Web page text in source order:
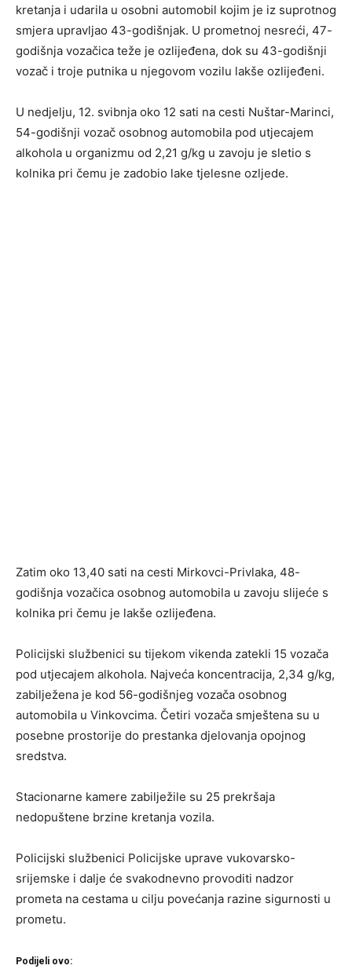
kretanja i udarila u osobni automobil kojim je iz suprotnog
smjera upravljao 43-godišnjak. U prometnoj nesreći, 47-
godišnja vozačica teže je ozlijeđena, dok su 43-godišnji
vozač i troje putnika u njegovom vozilu lakše ozlijeđeni.
U nedjelju, 12. svibnja oko 12 sati na cesti Nuštar-Marinci,
54-godišnji vozač osobnog automobila pod utjecajem
alkohola u organizmu od 2,21 g/kg u zavoju je sletio s
kolnika pri čemu je zadobio lake tjelesne ozljede.
Zatim oko 13,40 sati na cesti Mirkovci-Privlaka, 48-
godišnja vozačica osobnog automobila u zavoju slijeće s
kolnika pri čemu je lakše ozlijeđena.
Policijski službenici su tijekom vikenda zatekli 15 vozača
pod utjecajem alkohola. Najveća koncentracija, 2,34 g/kg,
zabilježena je kod 56-godišnjeg vozača osobnog
automobila u Vinkovcima. Četiri vozača smještena su u
posebne prostorije do prestanka djelovanja opojnog
sredstva.
Stacionarne kamere zabilježile su 25 prekršaja
nedopuštene brzine kretanja vozila.
Policijski službenici Policijske uprave vukovarsko-
srijemske i dalje će svakodnevno provoditi nadzor
prometa na cestama u cilju povećanja razine sigurnosti u
prometu.
Podijeli ovo: